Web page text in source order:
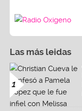
Las más leidas
1